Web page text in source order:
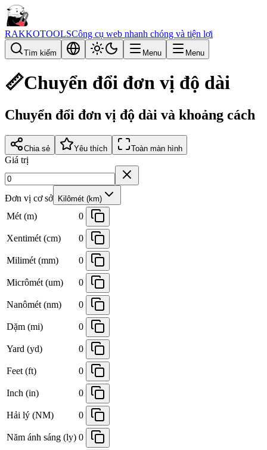
RAKKOTOOLSCông cụ web nhanh chóng và tiện lợi
Tìm kiếm Menu Menu
📏Chuyển đổi đơn vị độ dài
Chuyển đổi đơn vị độ dài và khoảng cách
Chia sẻ Yêu thích Toàn màn hình
Giá trị
Đơn vị cơ sở Kilômét (km)
Mét (m) 0
Xentimét (cm) 0
Milimét (mm) 0
Micrômét (um) 0
Nanômét (nm) 0
Dặm (mi) 0
Yard (yd) 0
Feet (ft) 0
Inch (in) 0
Hải lý (NM) 0
Năm ánh sáng (ly) 0